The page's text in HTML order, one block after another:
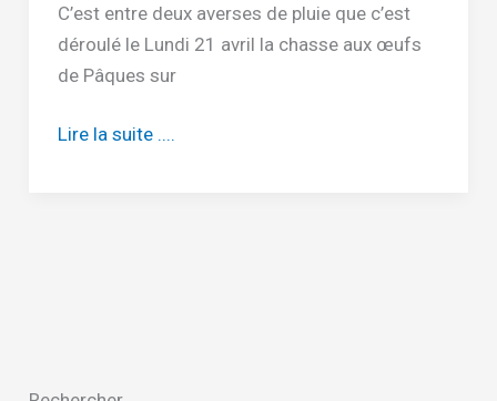
C’est entre deux averses de pluie que c’est
déroulé le Lundi 21 avril la chasse aux œufs
de Pâques sur
Chasse
Lire la suite ....